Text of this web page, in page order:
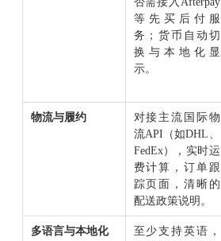
等先买后付服
务；货币自动切
换与本地化显
示。
物流与履约
对接主流国际物
流API（如DHL、
FedEx），实时运
费计算，订单跟
踪页面，清晰的
配送政策说明。
多语言与本地化
至少支持英语，